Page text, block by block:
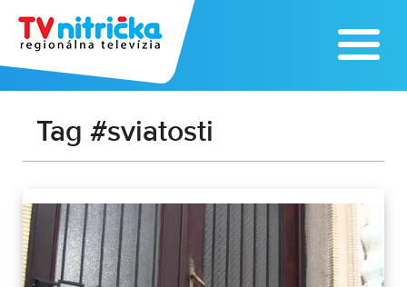
Tag #sviatosti